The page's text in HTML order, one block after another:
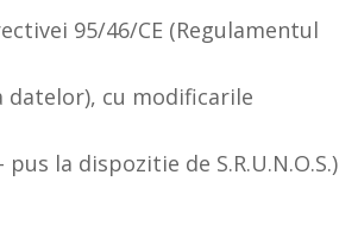
95/46/CE (Regulamentul
cu modificarile
la dispozitie de S.R.U.N.O.S.)